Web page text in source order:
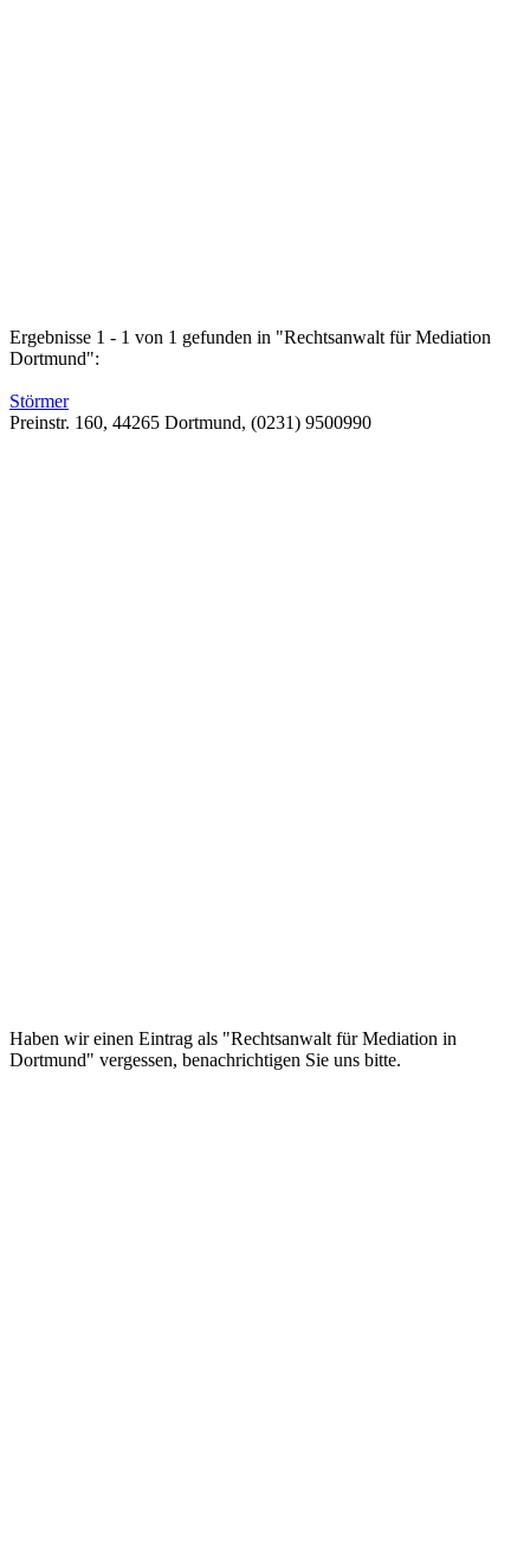
Ergebnisse 1 - 1 von 1 gefunden in "Rechtsanwalt für Mediation
Dortmund":
Störmer
Preinstr. 160, 44265 Dortmund, (0231) 9500990
Haben wir einen Eintrag als "Rechtsanwalt für Mediation in
Dortmund" vergessen, benachrichtigen Sie uns bitte.